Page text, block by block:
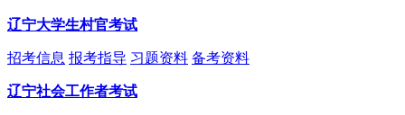
辽宁大学生村官考试
招考信息 报考指导 习题资料 备考资料
辽宁社会工作者考试